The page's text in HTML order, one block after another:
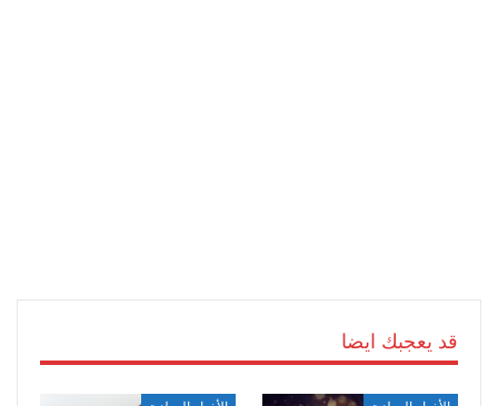
قد يعجبك ايضا